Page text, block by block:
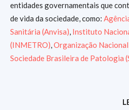
entidades governamentais que
de vida da sociedade, como:
Sanitária (Anvisa), Instituto
(INMETRO),Organização
Sociedade Brasileira de Patologia